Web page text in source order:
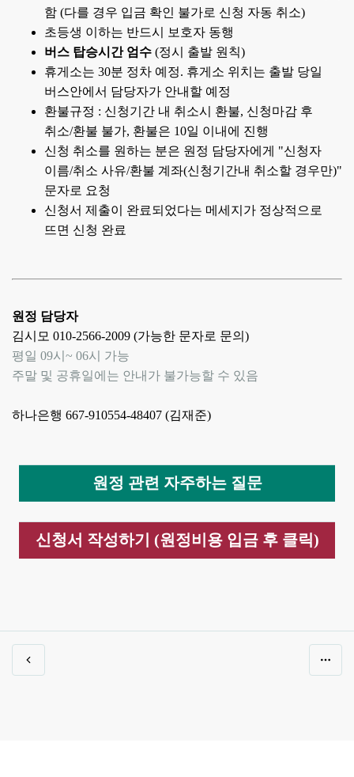
함 (다를 경우 입금 확인 불가로 신청 자동 취소)
초등생 이하는 반드시 보호자 동행
버스 탑승시간 엄수 (정시 출발 원칙)
휴게소는 30분 정차 예정. 휴게소 위치는 출발 당일
버스안에서 담당자가 안내할 예정
환불규정 : 신청기간 내 취소시 환불, 신청마감 후
취소/환불 불가, 환불은 10일 이내에 진행
신청 취소를 원하는 분은 원정 담당자에게 "신청자
이름/취소 사유/환불 계좌(신청기간내 취소할 경우만)"
문자로 요청
신청서 제출이 완료되었다는 메세지가 정상적으로
뜨면 신청 완료
원정 담당자
김시모 010-2566-2009 (가능한 문자로 문의)
평일 09시~ 06시 가능
주말 및 공휴일에는 안내가 불가능할 수 있음
하나은행 667-910554-48407 (김재준)
원정 관련 자주하는 질문
신청서 작성하기 (원정비용 입금 후 클릭)